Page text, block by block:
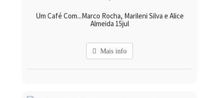
Um Café Com...Marco Rocha, Marileni Silva e Alice
Almeida 15jul
Mais info